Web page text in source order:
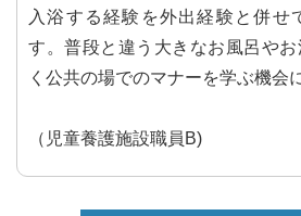
入浴する経験を外出経験と併せ
す。普段と違う大きなお風呂や
く公共の場でのマナーを学ぶ機会
（児童養護施設職員B)